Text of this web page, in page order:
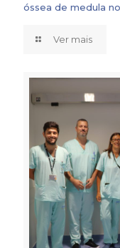
óssea de medula
Ver mais